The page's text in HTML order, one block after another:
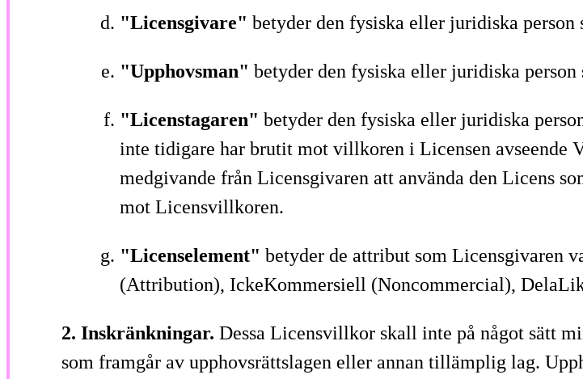
"Licensgivare" betyder den fysiska eller juridiska person
"Upphovsman" betyder den fysiska eller juridiska person
"Licenstagaren" betyder den fysiska eller juridiska
inte tidigare har brutit mot villkoren i Licensen avseende
medgivande från Licensgivaren att använda den Licens
mot Licensvillkoren.
"Licenselement" betyder de attribut som Licensgivaren
(Attribution), IckeKommersiell (Noncommercial),
2. Inskränkningar. Dessa Licensvillkor skall inte på något sätt
som framgår av upphovsrättslagen eller annan tillämplig lag.